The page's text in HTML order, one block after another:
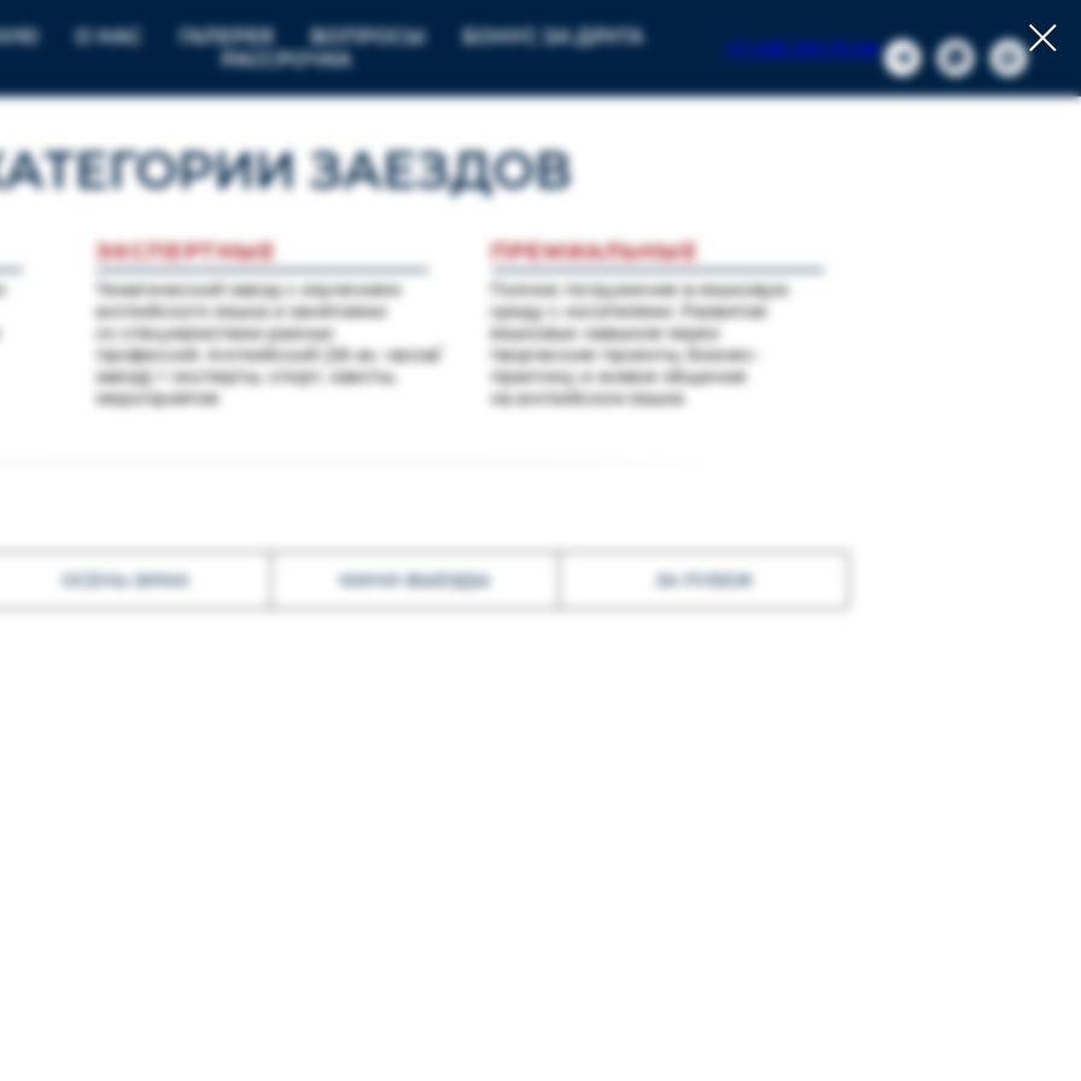
О НАС ГАЛЕРЕЯ ВОПРОСЫ
БОНУС ЗА ДРУГА
РАССРОЧКА
+7 495 215-13-00
ЭКСПЕРТНЫЕ ПРЕМИАЛЬНЫЕ
Тематический заезд с изучением
английского языка и занятиями
со специалистами разных
профессий. Английский (26 ак. часов/
заезд) + эксперты, спорт, квесты,
мероприятия
Полное погружение в языковую
среду с носителями. Развитие
языковых навыков через
творческие проекты, бизнес-
практику и живое общение
на английском языке.
ЗАЕЗДОВ
ОСЕНЬ-ЗИМА МИНИ-ВЫЕЗДЫ ЗА РУБЕЖ